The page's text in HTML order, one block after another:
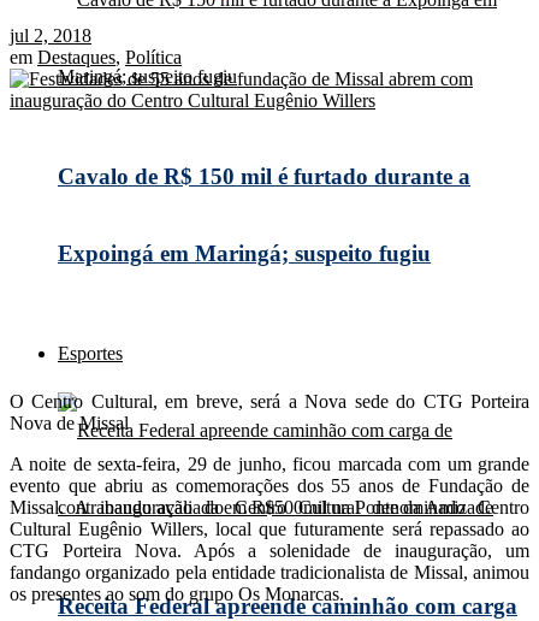
Cavalo de R$ 150 mil é furtado durante a
Expoingá em Maringá; suspeito fugiu
Esportes
Receita Federal apreende caminhão com carga
jul 2, 2018
em Destaques, Política
O Centro Cultural, em breve, será a Nova sede do CTG Porteira
Nova de Missal
A noite de sexta-feira, 29 de junho, ficou marcada com um grande
evento que abriu as comemorações dos 55 anos de Fundação de
Missal. A inauguração do Centro Cultural denominado Centro
Cultural Eugênio Willers, local que futuramente será repassado ao
CTG Porteira Nova. Após a solenidade de inauguração, um
fandango organizado pela entidade tradicionalista de Missal, animou
os presentes ao som do grupo Os Monarcas.